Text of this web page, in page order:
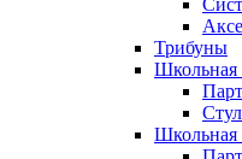
Трибуны
Школьная
Школьная